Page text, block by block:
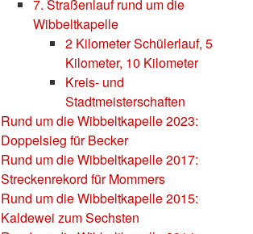
7. Straßenlauf rund um die
Wibbeltkapelle
2 Kilometer Schülerlauf, 5
Kilometer, 10 Kilometer
Kreis- und
Stadtmeisterschaften
Rund um die Wibbeltkapelle 2023:
Doppelsieg für Becker
Rund um die Wibbeltkapelle 2017:
Streckenrekord für Mommers
Rund um die Wibbeltkapelle 2015:
Kaldewei zum Sechsten